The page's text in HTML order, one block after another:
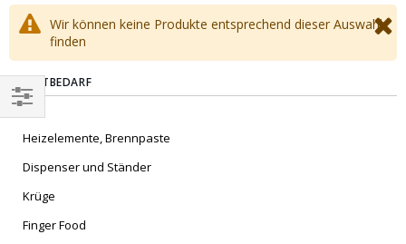
Wir können keine Produkte entsprechend dieser Auswahl
finden
BUFFETBEDARF
Heizelemente, Brennpaste
Dispenser und Ständer
Krüge
Finger Food
EINKAUFEN
NACH